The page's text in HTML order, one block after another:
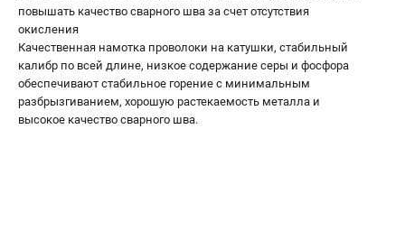
Информация размещённая на сайте не является публичной
проспект Александровской Фермы, 29АЛ
8 (812) 317-60-57
Режим работы колл-центра:
пн-пт - с 9:00 до 18:00
сб - с 10:00 до 16:00
повышать качество сварного шва за счет отсутствия
окисления
Качественная намотка проволоки на катушки, стабильный
калибр по всей длине, низкое содержание серы и фосфора
обеспечивают стабильное горение с минимальным
разбрызгиванием, хорошую растекаемость металла и
высокое качество сварного шва.